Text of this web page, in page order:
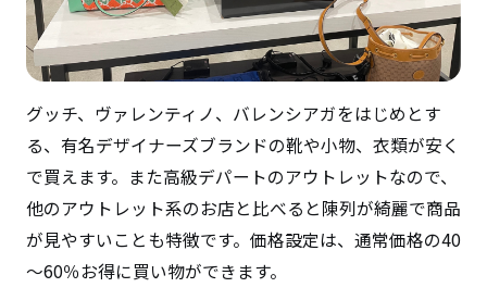
グッチ、ヴァレンティノ、バレンシアガをはじめとす
る、有名デザイナーズブランドの靴や小物、衣類が安く
で買えます。また高級デパートのアウトレットなので、
他のアウトレット系のお店と比べると陳列が綺麗で商品
が見やすいことも特徴です。価格設定は、通常価格の40
～60％お得に買い物ができます。